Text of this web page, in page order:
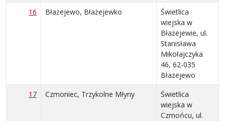
16 Błażejewo, Błażejewko
Świetlica
wiejska w
Błażejewie, ul.
Stanisława
Mikołajczyka
46, 62-035
Błażejewo
17
Czmoniec, Trzykolne Młyny
Świetlica
wiejska w
Czmońcu, ul.